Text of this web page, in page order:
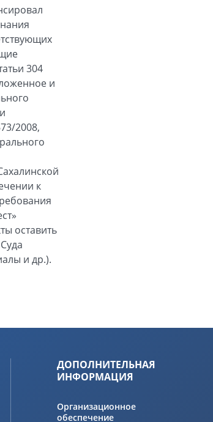
304
и
2008,
к
оставить
и др.).
ДОПОЛНИТЕЛЬНАЯ
ИНФОРМАЦИЯ
Организационное
обеспечение